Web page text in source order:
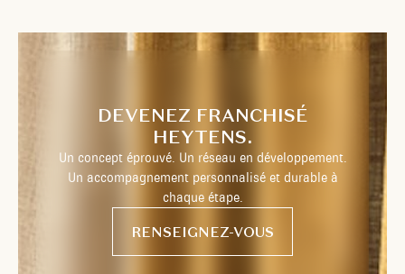
DEVENEZ FRANCHISÉ
HEYTENS.
Un concept éprouvé. Un réseau en développement.
Un accompagnement personnalisé et durable à
chaque étape.
RENSEIGNEZ-VOUS